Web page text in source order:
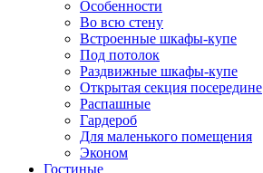
Особенности
Во всю стену
Встроенные шкафы-купе
Под потолок
Раздвижные шкафы-купе
Открытая секция посередине
Распашные
Гардероб
Для маленького помещения
Эконом
Гостиные